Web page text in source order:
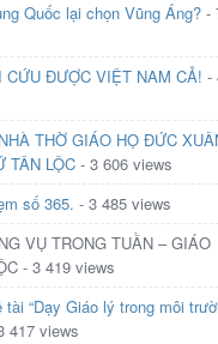
Quốc lại chọn Vũng Áng? -
CỨU ĐƯỢC VIỆT NAM CẢ! -
THỜ GIÁO HỌ ĐỨC
TÂN LỘC - 3 606 views
số 365. - 3 485 views
VỤ TRONG TUẦN – GIÁO
- 3 419 views
“Dạy Giáo lý trong môi
417 views